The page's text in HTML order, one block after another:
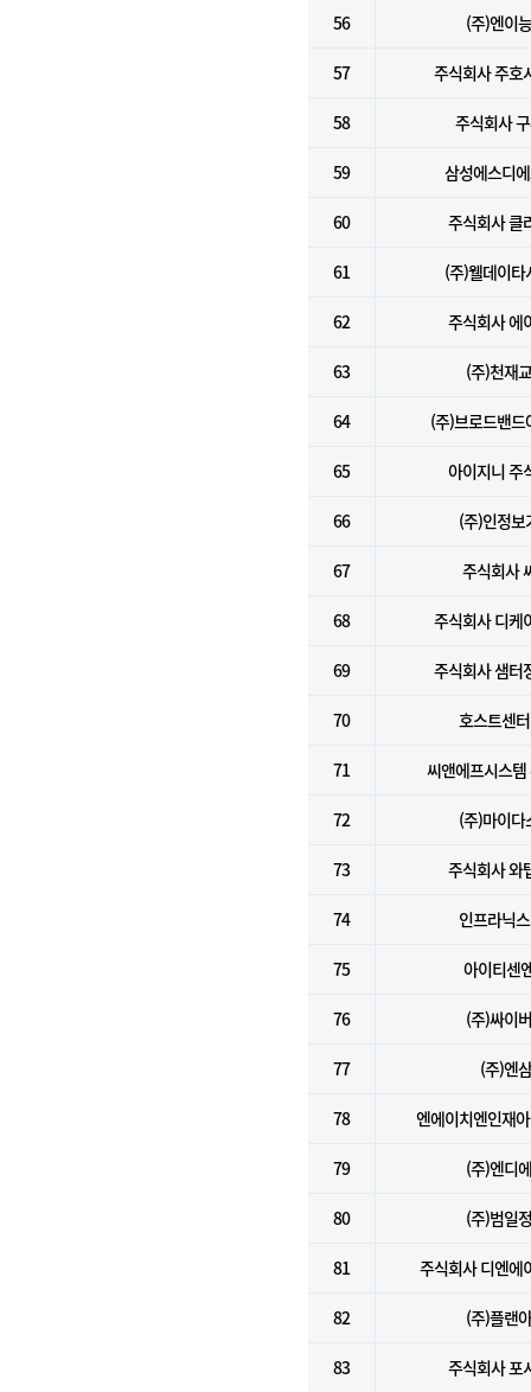
56 (주)엔이
57 주식회사 주호
58 주식회사
59 삼성에스디
60 주식회사 클
61 (주)웰데이타
62 주식회사 에
63 (주)천재
64 (주)브로드밴드
65 아이지니 주
66 (주)인정보
67 주식회사
68 주식회사 디케
69 주식회사 샘터
70 호스트센
71 씨앤에프시스템
72 (주)마이다
73 주식회사 와
74 인프라닉
75 아이티센
76 (주)싸이
77 (주)엔삼
78 엔에이치엔인재
79 (주)엔디
80 (주)범일
81 주식회사 디엔에
82 (주)플랜
83 주식회사 포